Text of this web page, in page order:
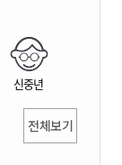
신중년
전체보기